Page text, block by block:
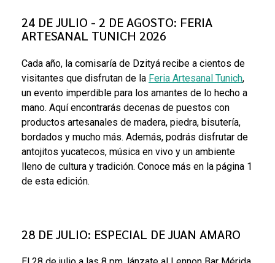
24 DE JULIO - 2 DE AGOSTO: FERIA
ARTESANAL TUNICH 2026
Cada año, la comisaría de Dzityá recibe a cientos de
visitantes que disfrutan de la Feria Artesanal Tunich,
un evento imperdible para los amantes de lo hecho a
mano. Aquí encontrarás decenas de puestos con
productos artesanales de madera, piedra, bisutería,
bordados y mucho más. Además, podrás disfrutar de
antojitos yucatecos, música en vivo y un ambiente
lleno de cultura y tradición. Conoce más en la página 1
de esta edición.
28 DE JULIO: ESPECIAL DE JUAN AMARO